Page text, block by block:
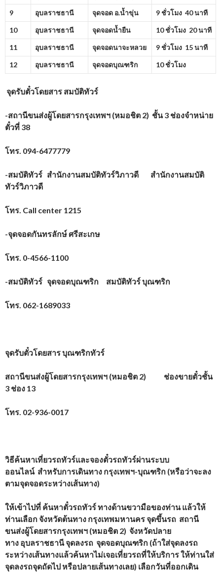
9 อุบลราชธานี จุดจอด อ.น้ำขุ่น 9 ชั่วโมง 40 นาที
10 อุบลราชธานี จุดจอดน้ำยืน 10 ชั่วโมง 20 นาที
11 อุบลราชธานี จุดจอดนาจะหลวย 9 ชั่วโมง 15 นาที
12 อุบลราชธานี จุดจอดบุณฑริก 10 ชั่วโมง
จุดรับตั๋วโดยสาร สมบัติทัวร์
-สถานีขนส่งผู้โดยสารกรุงเทพฯ (หมอชิต 2) ชั้น 3 ช่องจำหน่าย
ตั๋วที่ 38
โทร. 094-6477779
-สมบัติทัวร์ สำนักงานสมบัติทัวร์วิภาวดี สำนักงานสมบัติ
ทัวร์วิภาวดี
โทร. Call center 1215
-จุดจอดกันทรลักษ์ ศรีสะเกษ
โทร. 0-4566-1100
-สมบัติทัวร์ จุดจอดบุณฑริก สมบัติทัวร์ บุณฑริก
โทร. 062-1689033
จุดรับตั๋วโดยสารบุณฑริกทัวร์
สถานีขนส่งผู้โดยสารกรุงเทพฯ (หมอชิต 2) ช่องขายตั๋วชั้น
3 ช่อง 13
โทร. 02-936-0017
วิธีค้นหาเที่ยวรถทัวร์และจองตั๋วรถทัวร์ผ่านระบบ
ออนไลน์สำหรับการเดินทาง กรุงเทพฯ-บุณฑริก (หรือว่าจะลง
ตามจุดจอดระหว่างเส้นทาง)
ให้เข้าไปที่ ค้นหาตั๋วรถทัวร์ ทางด้านขวามือของท่าน แล้วให้
ท่านเลือก จังหวัดต้นทาง กรุงเทพมหานคร จุดขึ้นรถ สถานี
ขนส่งผู้โดยสารกรุงเทพฯ (หมอชิต 2) จังหวัดปลาย
ทาง อุบลราชธานี จุดลงรถ จุดจอดบุณฑริก (ถ้าใส่จุดลงรถ
ระหว่างเส้นทางแล้วค้นหาไม่เจอเที่ยวรถที่ให้บริการ ให้ท่านใส่
จุดลงรถจุดถัดไป หรือปลายเส้นทางเลย) เลือกวันที่ออกเดิน